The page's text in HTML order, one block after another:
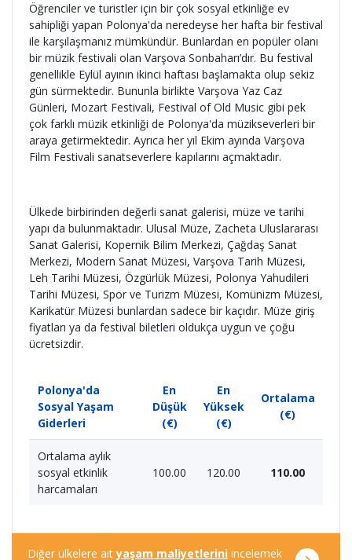
Öğrenciler ve turistler için bir çok sosyal etkinliğe ev
sahipliği yapan Polonya'da neredeyse her hafta bir festival
ile karşılaşmanız mümkündür. Bunlardan en popüler olanı
bir müzik festivali olan Varşova Sonbaharı’dır. Bu festival
genellikle Eylül ayının ikinci haftası başlamakta olup sekiz
gün sürmektedir. Bununla birlikte Varşova Yaz Caz
Günleri, Mozart Festivali, Festival of Old Music gibi pek
çok farklı müzik etkinliği de Polonya'da müzikseverleri bir
araya getirmektedir. Ayrıca her yıl Ekim ayında Varşova
Film Festivali sanatseverlere kapılarını açmaktadır.
Ülkede birbirinden değerli sanat galerisi, müze ve tarihi
yapı da bulunmaktadır. Ulusal Müze, Zacheta Uluslararası
Sanat Galerisi, Kopernik Bilim Merkezi, Çağdaş Sanat
Merkezi, Modern Sanat Müzesi, Varşova Tarih Müzesi,
Leh Tarihi Müzesi, Özgürlük Müzesi, Polonya Yahudileri
Tarihi Müzesi, Spor ve Turizm Müzesi, Komünizm Müzesi,
Karikatür Müzesi bunlardan sadece bir kaçıdır. Müze giriş
fiyatları ya da festival biletleri oldukça uygun ve çoğu
ücretsizdir.
Polonya'da
Sosyal Yaşam
Giderleri
En
Düşük
(€)
En
Yüksek
(€)
Ortalama
(€)
Ortalama aylık
sosyal etkinlik
harcamaları
100.00 120.00 110.00
Diğer ülkelere aityaşam maliyetlerini incelemek